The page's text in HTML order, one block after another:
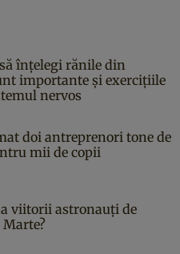
înțelegi rănile din
importante și exercițiile
nervos
doi antreprenori tone de
mii de copii
viitorii astronauți de